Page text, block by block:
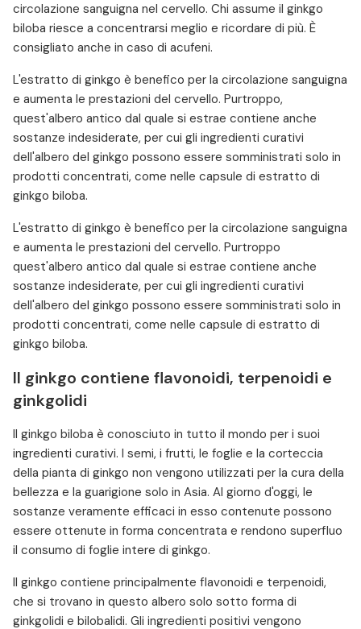
circolazione sanguigna nel cervello. Chi assume il ginkgo
biloba riesce a concentrarsi meglio e ricordare di più. È
consigliato anche in caso di acufeni.
L'estratto di ginkgo è benefico per la circolazione sanguigna
e aumenta le prestazioni del cervello. Purtroppo,
quest'albero antico dal quale si estrae contiene anche
sostanze indesiderate, per cui gli ingredienti curativi
dell'albero del ginkgo possono essere somministrati solo in
prodotti concentrati, come nelle capsule di estratto di
ginkgo biloba.
L'estratto di ginkgo è benefico per la circolazione sanguigna
e aumenta le prestazioni del cervello. Purtroppo
quest'albero antico dal quale si estrae contiene anche
sostanze indesiderate, per cui gli ingredienti curativi
dell'albero del ginkgo possono essere somministrati solo in
prodotti concentrati, come nelle capsule di estratto di
ginkgo biloba.
Il ginkgo contiene flavonoidi, terpenoidi e
ginkgolidi
Il ginkgo biloba è conosciuto in tutto il mondo per i suoi
ingredienti curativi. I semi, i frutti, le foglie e la corteccia
della pianta di ginkgo non vengono utilizzati per la cura della
bellezza e la guarigione solo in Asia. Al giorno d'oggi, le
sostanze veramente efficaci in esso contenute possono
essere ottenute in forma concentrata e rendono superfluo
il consumo di foglie intere di ginkgo.
Il ginkgo contiene principalmente flavonoidi e terpenoidi,
che si trovano in questo albero solo sotto forma di
ginkgolidi e bilobalidi. Gli ingredienti positivi vengono